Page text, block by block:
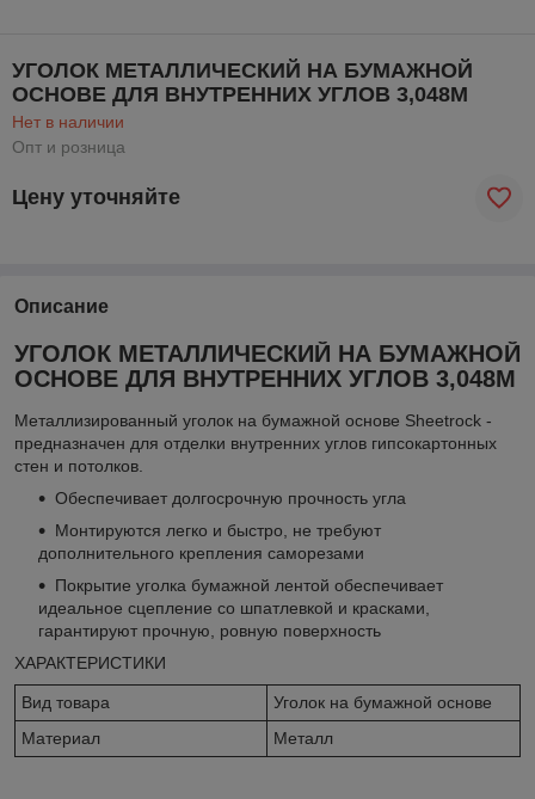
УГОЛОК МЕТАЛЛИЧЕСКИЙ НА БУМАЖНОЙ
ОСНОВЕ ДЛЯ ВНУТРЕННИХ УГЛОВ 3,048М
Нет в наличии
Опт и розница
Цену уточняйте
Описание
УГОЛОК МЕТАЛЛИЧЕСКИЙ НА БУМАЖНОЙ
ОСНОВЕ ДЛЯ ВНУТРЕННИХ УГЛОВ 3,048М
Металлизированный уголок на бумажной основе Sheetrock -
предназначен для отделки внутренних углов гипсокартонных
стен и потолков.
Обеспечивает долгосрочную прочность угла
Монтируются легко и быстро, не требуют
дополнительного крепления саморезами
Покрытие уголка бумажной лентой обеспечивает
идеальное сцепление со шпатлевкой и красками,
гарантируют прочную, ровную поверхность
ХАРАКТЕРИСТИКИ
Вид товара
Уголок на бумажной основе
Материал
Металл